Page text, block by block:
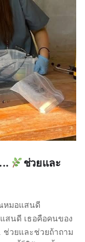
ช่วยและ
หมอแสนดี
แสนดี เธอคือคนของ
ช่วยและช่วยถ้าถาม